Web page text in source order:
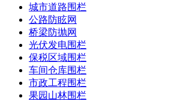
城市道路围栏
公路防眩网
桥梁防抛网
光伏发电围栏
保税区域围栏
车间仓库围栏
市政工程围栏
果园山林围栏